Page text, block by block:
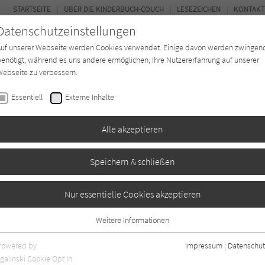
Autor*in Verlage Magazin
STARTSEITE ÜBER DIE KINDERBUCH-COUCH LESEZEICHEN KONTAKT
unserer Webseite werden Cookies verwendet. Einige davon werden
während es uns andere ermöglichen, Ihre Nutzererfahrung auf unserer
zu verbessern.
Essentiell Externe Inhalte
Alle akzeptieren
Speichern & schließen
Nur essentielle Cookies akzeptieren
Essentielle Cookies werden für grundlegende Funktionen der Webseite
benötigt. Dadurch ist gewährleistet, dass die Webseite einwandfrei
Weitere Informationen
by
Cookie Opt In
Impressum |